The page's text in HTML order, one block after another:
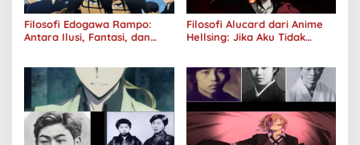
Filosofi Edogawa Rampo:
Antara Ilusi, Fantasi, dan
Filosofi Alucard dari Anime
Hellsing: Jika Aku Tidak